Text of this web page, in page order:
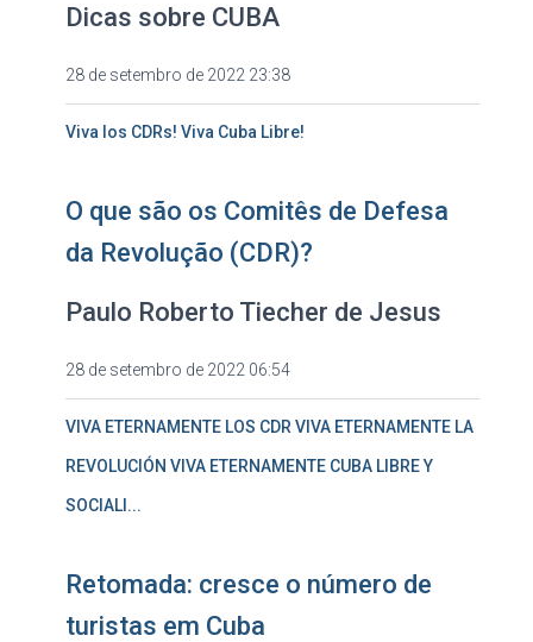
Dicas sobre CUBA
28 de setembro de 2022 23:38
Viva los CDRs! Viva Cuba Libre!
O que são os Comitês de Defesa
da Revolução (CDR)?
Paulo Roberto Tiecher de Jesus
28 de setembro de 2022 06:54
VIVA ETERNAMENTE LOS CDR VIVA ETERNAMENTE LA
REVOLUCIÓN VIVA ETERNAMENTE CUBA LIBRE Y
SOCIALI...
Retomada: cresce o número de
turistas em Cuba